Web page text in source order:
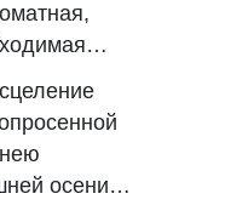
осени…